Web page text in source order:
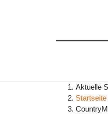
Aktuelle
Startseite